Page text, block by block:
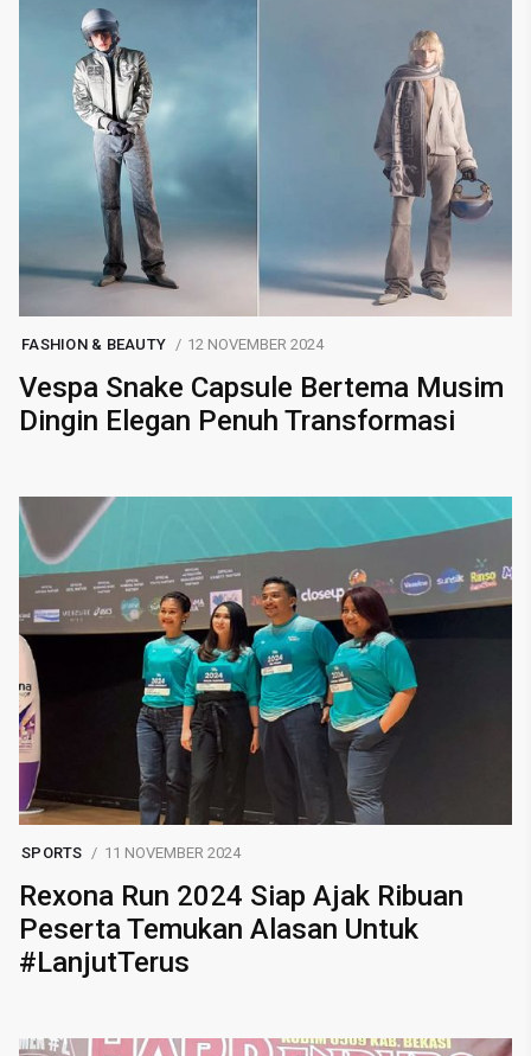
FASHION & BEAUTY 12 NOVEMBER 2024
Vespa Snake Capsule Bertema Musim
Dingin Elegan Penuh Transformasi
SPORTS 11 NOVEMBER 2024
Rexona Run 2024 Siap Ajak Ribuan
Peserta Temukan Alasan Untuk
#LanjutTerus